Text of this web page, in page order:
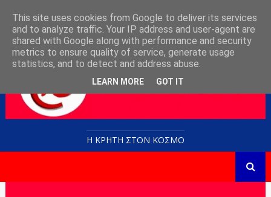
Η ΚΡΗΤΗ ΣΤΟN KOΣΜΟ
This site uses cookies from Google to deliver its services
and to analyze traffic. Your IP address and user-agent are
shared with Google along with performance and security
metrics to ensure quality of service, generate usage
statistics, and to detect and address abuse.
LEARN MORE GOT IT